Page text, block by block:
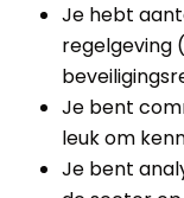
Je hebt
regelgeving
Je bent
leuk om
Je bent